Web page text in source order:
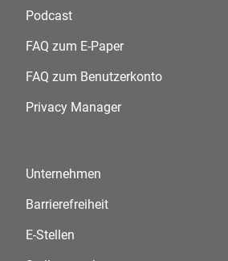
Podcast
FAQ zum E-Paper
FAQ zum Benutzerkonto
Privacy Manager
Unternehmen
Barrierefreiheit
E-Stellen